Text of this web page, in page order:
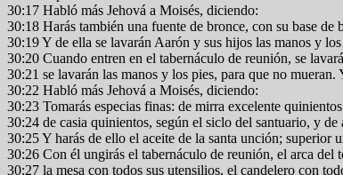
30:17 Habló más Jehová a Moisés, diciendo:
30:18 Harás también una fuente de bronce, con su base
30:19 Y de ella se lavarán Aarón y sus hijos las manos y los
30:20 Cuando entren en el tabernáculo de reunión, se
30:21 se lavarán las manos y los pies, para que no
30:22 Habló más Jehová a Moisés, diciendo:
30:23 Tomarás especias finas: de mirra excelente
30:24 de casia quinientos, según el siclo del santuario, y
30:25 Y harás de ello el aceite de la santa unción; superior
30:26 Con él ungirás el tabernáculo de reunión, el arca del
30:27 la mesa con todos sus utensilios, el candelero con